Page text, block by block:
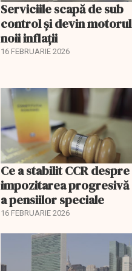
Serviciile scapă de sub
control și devin motorul
noii inflații
16 FEBRUARIE 2026
Ce a stabilit CCR despre
impozitarea progresivă
a pensiilor speciale
16 FEBRUARIE 2026